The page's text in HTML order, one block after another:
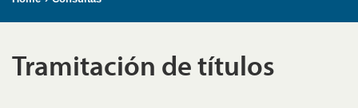
Tramitación de títulos